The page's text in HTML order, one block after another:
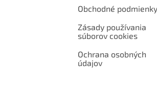
Obchodné podmienky
Zásady používania
súborov cookies
Ochrana osobných
údajov